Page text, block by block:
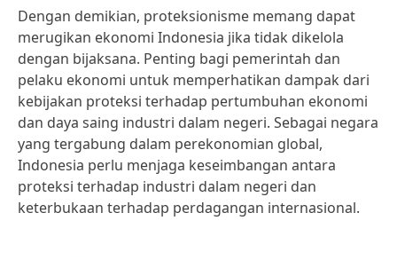
Dengan demikian, proteksionisme memang dapat
merugikan ekonomi Indonesia jika tidak dikelola
dengan bijaksana. Penting bagi pemerintah dan
pelaku ekonomi untuk memperhatikan dampak dari
kebijakan proteksi terhadap pertumbuhan ekonomi
dan daya saing industri dalam negeri. Sebagai negara
yang tergabung dalam perekonomian global,
Indonesia perlu menjaga keseimbangan antara
proteksi terhadap industri dalam negeri dan
keterbukaan terhadap perdagangan internasional.